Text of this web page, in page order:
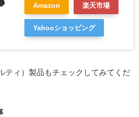
Amazon 楽天市場
Yahooショッピング
ティ）製品もチェックしてみてくだ